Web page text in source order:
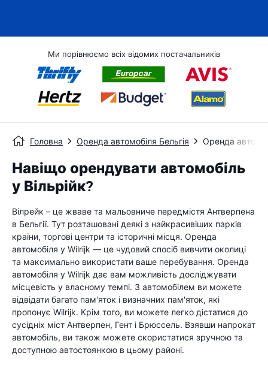
Ми порівнюємо всіх відомих постачальників
Головна Оренда автомобіля Бельгія Оренда
Навіщо орендувати автомобіль
у Вільрійк?
Вілрейк – це жваве та мальовниче передмістя Антверпена
в Бельгії. Тут розташовані деякі з найкрасивіших парків
країни, торгові центри та історичні місця. Оренда
автомобіля у Wilrijk — це чудовий спосіб вивчити околиці
та максимально використати ваше перебування. Оренда
автомобіля у Wilrijk дає вам можливість досліджувати
місцевість у власному темпі. З автомобілем ви можете
відвідати багато пам'яток і визначних пам'яток, які
пропонує Wilrijk. Крім того, ви можете легко дістатися до
сусідніх міст Антверпен, Гент і Брюссель. Взявши напрокат
автомобіль, ви також можете скористатися зручною та
доступною автостоянкою в цьому районі.